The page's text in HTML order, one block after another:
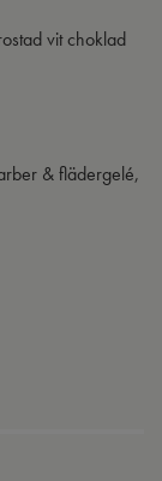
vit choklad
& flädergelé,